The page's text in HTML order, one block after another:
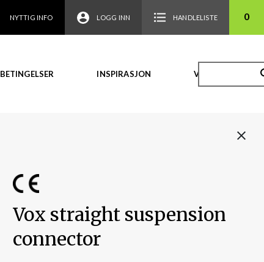
NYTTIG INFO LOGG INN HANDLELISTE 0
BETINGELSER INSPIRASJON VIDEO
Vox straight suspension
connector